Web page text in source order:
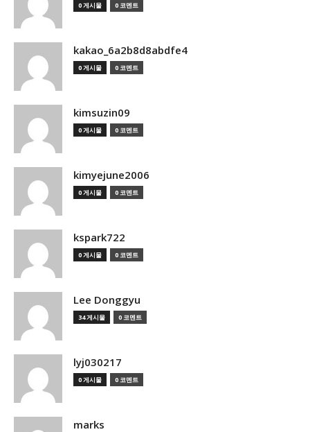
0 게시물 0 코멘트
kakao_6a2b8d8abdfe4
0 게시물 0 코멘트
kimsuzin09
0 게시물 0 코멘트
kimyejune2006
0 게시물 0 코멘트
kspark722
0 게시물 0 코멘트
Lee Donggyu
34 게시물 0 코멘트
lyj030217
0 게시물 0 코멘트
marks